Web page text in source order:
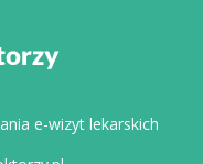
e-wizyt lekarskich